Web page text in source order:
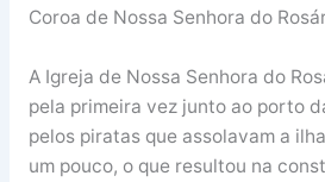
Coroa de Nossa Senhora do
A Igreja de Nossa Senhora do
pela primeira vez junto ao porto
pelos piratas que assolavam a
um pouco, o que resultou na